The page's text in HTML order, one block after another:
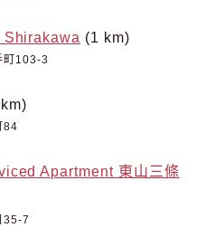
(1 km)
町103-3
84
Apartment 東山三條
35-7